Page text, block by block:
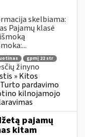
skelbiama:
Pajamų klasė
gpmį 22 str
žinyno
» Kitos
pardavimo
kilnojamojo
pajamų
kitam